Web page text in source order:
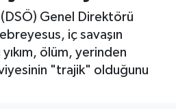
Genel Direktörü
iç savaşın
ölüm, yerinden
"trajik" olduğunu